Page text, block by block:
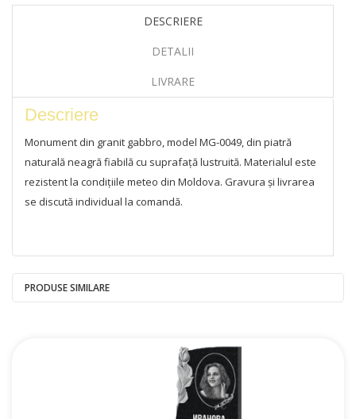
DESCRIERE
DETALII
LIVRARE
Descriere
Monument din granit gabbro, model MG-0049, din piatră
naturală neagră fiabilă cu suprafață lustruită. Materialul este
rezistent la condițiile meteo din Moldova. Gravura și livrarea
se discută individual la comandă.
PRODUSE SIMILARE